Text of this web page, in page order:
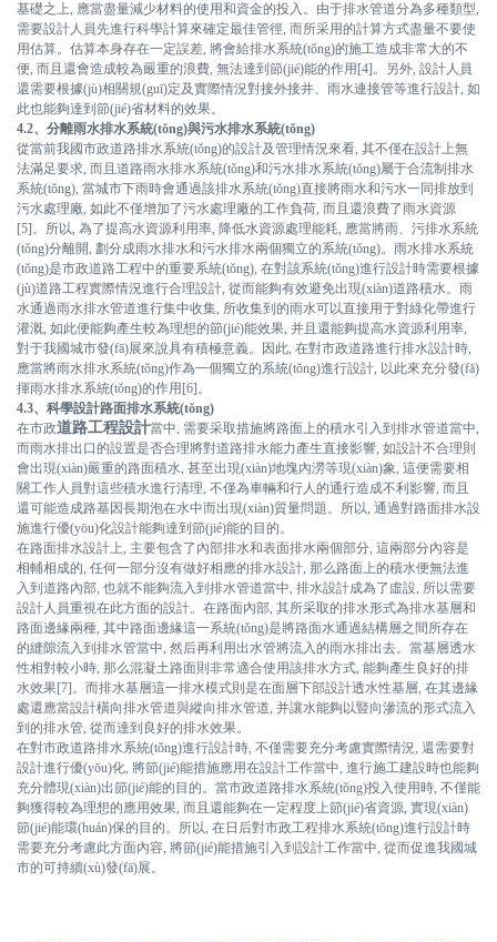
首頁
企業(yè)概況
新聞中心
基礎之上, 應當盡量減少材料的使用和資金的投入。由于排水管道分為多種類型,
需要設計人員先進行科學計算來確定最佳管徑, 而所采用的計算方式盡量不要使
用估算。估算本身存在一定誤差, 將會給排水系統(tǒng)的施工造成非常大的不
便, 而且還會造成較為嚴重的浪費, 無法達到節(jié)能的作用[4]。另外, 設計人員
還需要根據(jù)相關規(guī)定及實際情況對接外接井、雨水連接管等進行設計, 如
此也能夠達到節(jié)省材料的效果。
4.2、分離雨水排水系統(tǒng)與污水排水系統(tǒng)
從當前我國市政道路排水系統(tǒng)的設計及管理情況來看, 其不僅在設計上無
法滿足要求, 而且道路雨水排水系統(tǒng)和污水排水系統(tǒng)屬于合流制排水
系統(tǒng), 當城市下雨時會通過該排水系統(tǒng)直接將雨水和污水一同排放到
污水處理廠, 如此不僅增加了污水處理廠的工作負荷, 而且還浪費了雨水資源
[5]。所以, 為了提高水資源利用率, 降低水資源處理能耗, 應當將雨、污排水系統
(tǒng)分離開, 劃分成雨水排水和污水排水兩個獨立的系統(tǒng)。雨水排水系統
(tǒng)是市政道路工程中的重要系統(tǒng), 在對該系統(tǒng)進行設計時需要根據
(jù)道路工程實際情況進行合理設計, 從而能夠有效避免出現(xiàn)道路積水。雨
水通過雨水排水管道進行集中收集, 所收集到的雨水可以直接用于對綠化帶進行
灌溉, 如此便能夠產生較為理想的節(jié)能效果, 并且還能夠提高水資源利用率,
對于我國城市發(fā)展來說具有積極意義。因此, 在對市政道路進行排水設計時,
應當將雨水排水系統(tǒng)作為一個獨立的系統(tǒng)進行設計, 以此來充分發(fā)
揮雨水排水系統(tǒng)的作用[6]。
4.3、科學設計路面排水系統(tǒng)
在市政道路工程設計當中, 需要采取措施將路面上的積水引入到排水管道當中,
而雨水排出口的設置是否合理將對道路排水能力產生直接影響, 如設計不合理則
會出現(xiàn)嚴重的路面積水, 甚至出現(xiàn)地塊內澇等現(xiàn)象, 這便需要相
關工作人員對這些積水進行清理, 不僅為車輛和行人的通行造成不利影響, 而且
還可能造成路基因長期泡在水中而出現(xiàn)質量問題。所以, 通過對路面排水設
施進行優(yōu)化設計能夠達到節(jié)能的目的。
在路面排水設計上, 主要包含了內部排水和表面排水兩個部分, 這兩部分內容是
相輔相成的, 任何一部分沒有做好相應的排水設計, 那么路面上的積水便無法進
入到道路內部, 也就不能夠流入到排水管道當中, 排水設計成為了虛設, 所以需要
設計人員重視在此方面的設計。在路面內部, 其所采取的排水形式為排水基層和
路面邊緣兩種, 其中路面邊緣這一系統(tǒng)是將路面水通過結構層之間所存在
的縫隙流入到排水管當中, 然后再利用出水管將流入的雨水排出去。當基層透水
性相對較小時, 那么混凝土路面則非常適合使用該排水方式, 能夠產生良好的排
水效果[7]。而排水基層這一排水模式則是在面層下部設計透水性基層, 在其邊緣
處還應當設計橫向排水管道與縱向排水管道, 并讓水能夠以豎向滲流的形式流入
到的排水管, 從而達到良好的排水效果。
在對市政道路排水系統(tǒng)進行設計時, 不僅需要充分考慮實際情況, 還需要對
設計進行優(yōu)化, 將節(jié)能措施應用在設計工作當中, 進行施工建設時也能夠
充分體現(xiàn)出節(jié)能的目的。當市政道路排水系統(tǒng)投入使用時, 不僅能
夠獲得較為理想的應用效果, 而且還能夠在一定程度上節(jié)省資源, 實現(xiàn)
節(jié)能環(huán)保的目的。所以, 在日后對市政工程排水系統(tǒng)進行設計時
需要充分考慮此方面內容, 將節(jié)能措施引入到設計工作當中, 從而促進我國城
市的可持續(xù)發(fā)展。